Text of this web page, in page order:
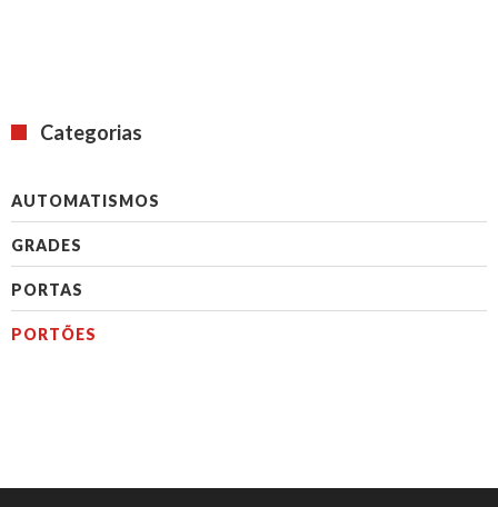
Categorias
AUTOMATISMOS
GRADES
PORTAS
PORTÕES